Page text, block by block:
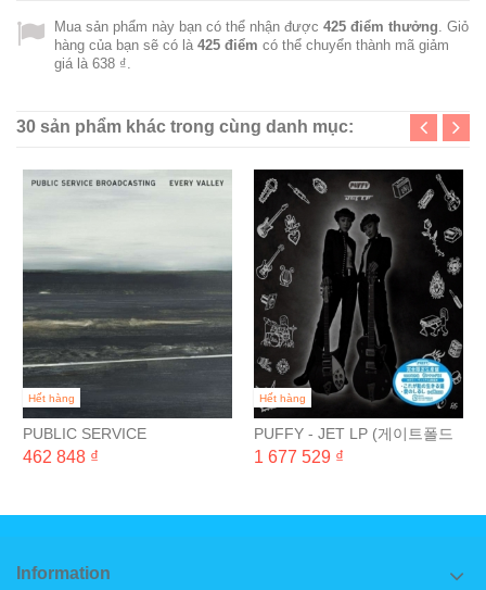
Mua sản phẩm này bạn có thể nhận được 425 điểm thưởng . Giỏ
hàng của bạn sẽ có là 425 điểm có thể chuyển thành mã giảm
giá là 638 ₫
30 sản phẩm khác trong cùng danh mục:
Hết hàng
PUBLIC SERVICE
BROADCASTING - EVERY
462 848 ₫
Hết hàng
PUFFY - JET LP (게이트폴드
완전 일본 생산 한정반) [2LP]
1 677 529 ₫
Information